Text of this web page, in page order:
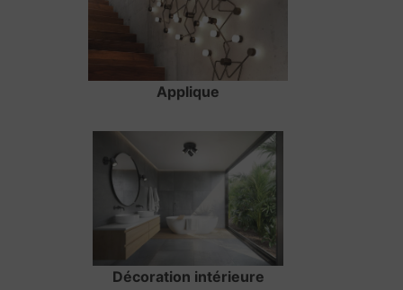
Applique
Décoration intérieure